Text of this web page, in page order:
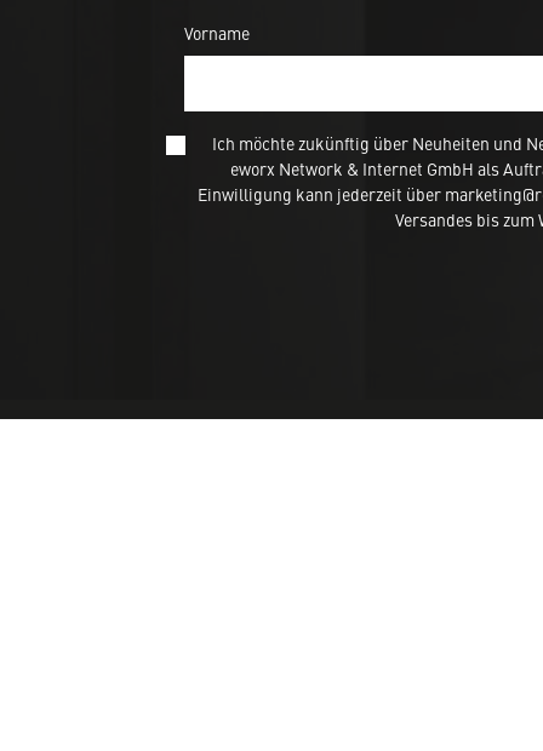
Vorname
Ich möchte zukünftig über Neuheiten und
eworx Network & Internet GmbH als
Einwilligung kann jederzeit über
Versandes bis